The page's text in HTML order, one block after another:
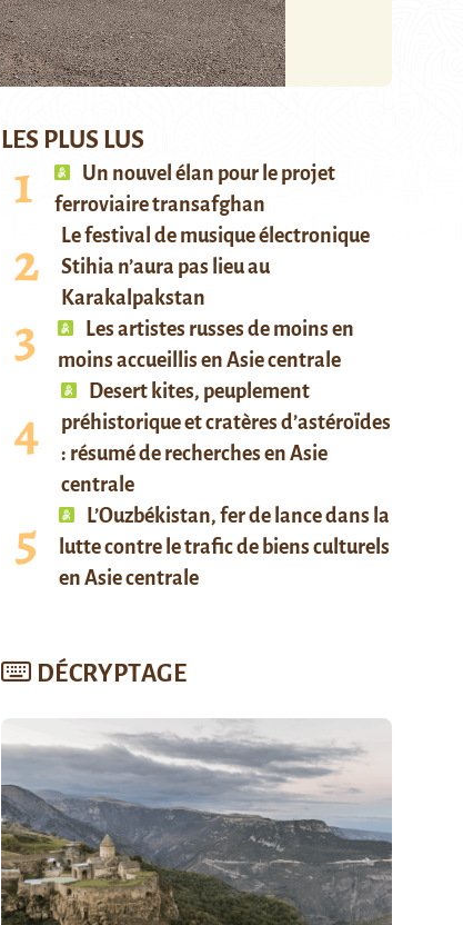
LES PLUS LUS
Un nouvel élan pour le projet
ferroviaire transafghan
Le festival de musique électronique
Stihia n’aura pas lieu au
Karakalpakstan
Les artistes russes de moins en
moins accueillis en Asie centrale
Desert kites, peuplement
préhistorique et cratères d’astéroïdes
: résumé de recherches en Asie
centrale
L’Ouzbékistan, fer de lance dans la
lutte contre le trafic de biens culturels
en Asie centrale
DÉCRYPTAGE